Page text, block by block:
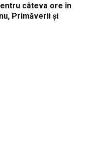
câteva ore în
Primăverii și